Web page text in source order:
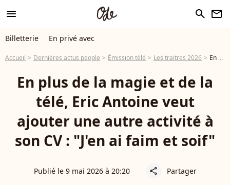
menu search newsletter
Billetterie En privé avec
Accueil Dernières actus people Émission télé Les traitres 2026 En plus de la magie et de la télé, Eric Antoine veut ajouter une autre activité à son CV : "J'en ai faim et soif"
En plus de la magie et de la
télé, Eric Antoine veut
ajouter une autre activité à
son CV : "J'en ai faim et soif"
Publié le 9 mai 2026 à 20:20 share Partager